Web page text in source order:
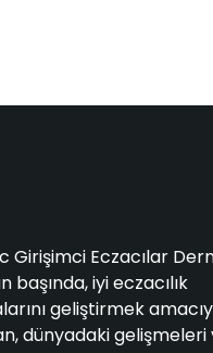
Girişimci Eczacılar
başında, iyi eczacılık
geliştirmek
dünyadaki gelişmeleri